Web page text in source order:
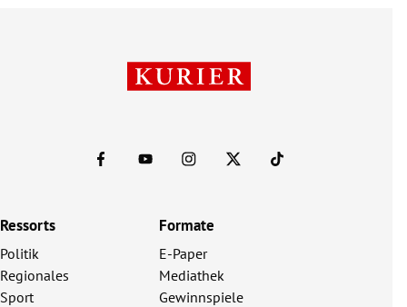
Ressorts
Politik
Regionales
Sport
Formate
E-Paper
Mediathek
Gewinnspiele